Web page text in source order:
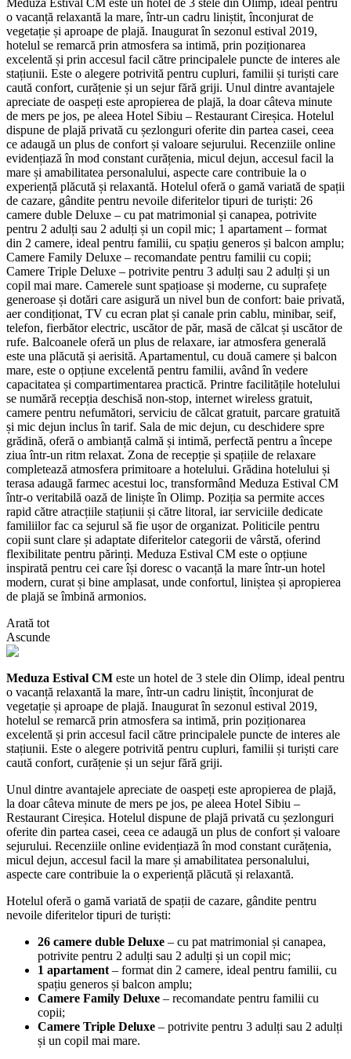
o vacanță relaxantă la mare, într-un cadru liniștit, înconjurat de
vegetație și aproape de plajă. Inaugurat în sezonul estival 2019,
hotelul se remarcă prin atmosfera sa intimă, prin poziționarea
excelentă și prin accesul facil către principalele puncte de interes ale
stațiunii. Este o alegere potrivită pentru cupluri, familii și turiști care
caută confort, curățenie și un sejur fără griji. Unul dintre avantajele
apreciate de oaspeți este apropierea de plajă, la doar câteva minute
de mers pe jos, pe aleea Hotel Sibiu – Restaurant Cireșica. Hotelul
dispune de plajă privată cu șezlonguri oferite din partea casei, ceea
ce adaugă un plus de confort și valoare sejurului. Recenziile online
evidențiază în mod constant curățenia, micul dejun, accesul facil la
mare și amabilitatea personalului, aspecte care contribuie la o
experiență plăcută și relaxantă. Hotelul oferă o gamă variată de spații
de cazare, gândite pentru nevoile diferitelor tipuri de turiști: 26
camere duble Deluxe – cu pat matrimonial și canapea, potrivite
pentru 2 adulți sau 2 adulți și un copil mic; 1 apartament – format
din 2 camere, ideal pentru familii, cu spațiu generos și balcon amplu;
Camere Family Deluxe – recomandate pentru familii cu copii;
Camere Triple Deluxe – potrivite pentru 3 adulți sau 2 adulți și un
copil mai mare. Camerele sunt spațioase și moderne, cu suprafețe
generoase și dotări care asigură un nivel bun de confort: baie privată,
aer condiționat, TV cu ecran plat și canale prin cablu, minibar, seif,
telefon, fierbător electric, uscător de păr, masă de călcat și uscător de
rufe. Balcoanele oferă un plus de relaxare, iar atmosfera generală
este una plăcută și aerisită. Apartamentul, cu două camere și balcon
mare, este o opțiune excelentă pentru familii, având în vedere
capacitatea și compartimentarea practică. Printre facilitățile hotelului
se numără recepția deschisă non-stop, internet wireless gratuit,
camere pentru nefumători, serviciu de călcat gratuit, parcare gratuită
și mic dejun inclus în tarif. Sala de mic dejun, cu deschidere spre
grădină, oferă o ambianță calmă și intimă, perfectă pentru a începe
ziua într-un ritm relaxat. Zona de recepție și spațiile de relaxare
completează atmosfera primitoare a hotelului. Grădina hotelului și
terasa adaugă farmec acestui loc, transformând Meduza Estival CM
într-o veritabilă oază de liniște în Olimp. Poziția sa permite acces
rapid către atracțiile stațiunii și către litoral, iar serviciile dedicate
familiilor fac ca sejurul să fie ușor de organizat. Politicile pentru
copii sunt clare și adaptate diferitelor categorii de vârstă, oferind
flexibilitate pentru părinți. Meduza Estival CM este o opțiune
inspirată pentru cei care își doresc o vacanță la mare într-un hotel
modern, curat și bine amplasat, unde confortul, liniștea și apropierea
de plajă se îmbină armonios.
Arată tot
Ascunde
Meduza Estival CM este un hotel de 3 stele din Olimp, ideal pentru
o vacanță relaxantă la mare, într-un cadru liniștit, înconjurat de
vegetație și aproape de plajă. Inaugurat în sezonul estival 2019,
hotelul se remarcă prin atmosfera sa intimă, prin poziționarea
excelentă și prin accesul facil către principalele puncte de interes ale
stațiunii. Este o alegere potrivită pentru cupluri, familii și turiști care
caută confort, curățenie și un sejur fără griji.
Unul dintre avantajele apreciate de oaspeți este apropierea de plajă,
la doar câteva minute de mers pe jos, pe aleea Hotel Sibiu –
Restaurant Cireșica. Hotelul dispune de plajă privată cu șezlonguri
oferite din partea casei, ceea ce adaugă un plus de confort și valoare
sejurului. Recenziile online evidențiază în mod constant curățenia,
micul dejun, accesul facil la mare și amabilitatea personalului,
aspecte care contribuie la o experiență plăcută și relaxantă.
Hotelul oferă o gamă variată de spații de cazare, gândite pentru
nevoile diferitelor tipuri de turiști:
26 camere duble Deluxe – cu pat matrimonial și canapea,
potrivite pentru 2 adulți sau 2 adulți și un copil mic;
1 apartament – format din 2 camere, ideal pentru familii, cu
spațiu generos și balcon amplu;
Camere Family Deluxe – recomandate pentru familii cu
copii;
Camere Triple Deluxe – potrivite pentru 3 adulți sau 2 adulți
și un copil mai mare.